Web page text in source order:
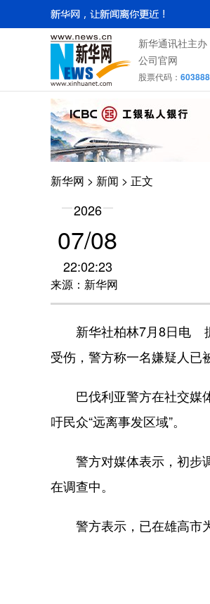
新华通讯社主办
公司官网
股票代码： 603888
新华网 > 新闻 > 正文
2026
07/08
22:02:23
来源：新华网
新华社柏林7月8日电 据
受伤，警方称一名嫌疑人已
巴伐利亚警方在社交媒体
吁民众“远离事发区域”。
警方对媒体表示，初步调
在调查中。
警方表示，已在雄高市为